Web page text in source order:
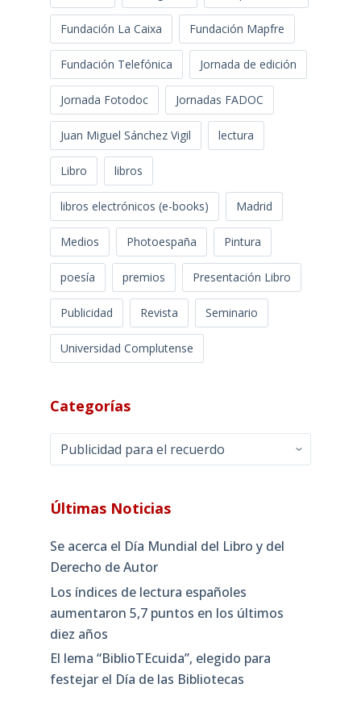
Fundación La Caixa Fundación Mapfre
Fundación Telefónica Jornada de edición
Jornada Fotodoc Jornadas FADOC
Juan Miguel Sánchez Vigil lectura
Libro libros
libros electrónicos (e-books) Madrid
Medios Photoespaña Pintura
poesía premios Presentación Libro
Publicidad Revista Seminario
Universidad Complutense
Categorías
Categorías
Últimas Noticias
Se acerca el Día Mundial del Libro y del
Derecho de Autor
Los índices de lectura españoles
aumentaron 5,7 puntos en los últimos
diez años
El lema “BiblioTEcuida”, elegido para
festejar el Día de las Bibliotecas